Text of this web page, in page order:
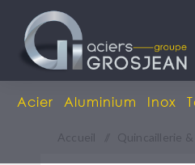
Acier Aluminium Inox
Accueil Quincaillerie